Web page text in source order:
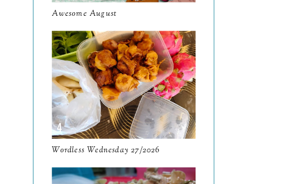
October
September13
August9
July12
June
May11
April 13
March11
Awesome August
Wordless Wednesday 27/2026